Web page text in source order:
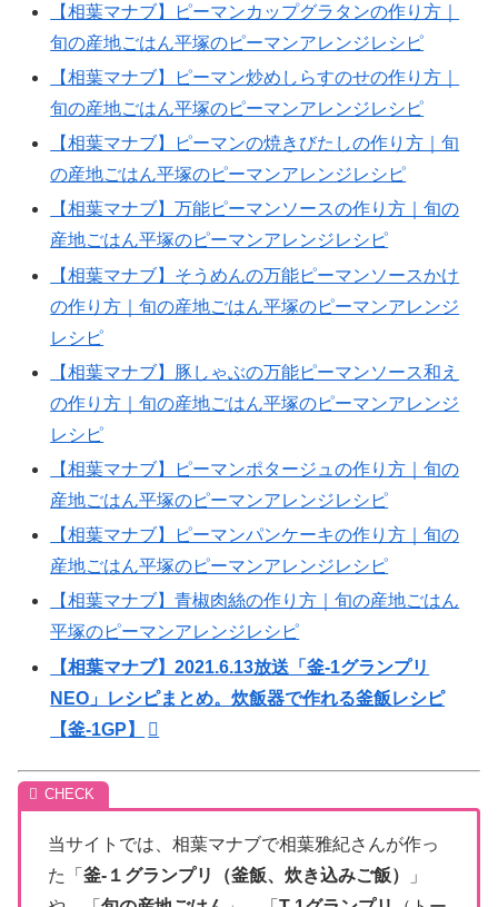
【相葉マナブ】ピーマンカップグラタンの作り方｜
旬の産地ごはん平塚のピーマンアレンジレシピ
【相葉マナブ】ピーマン炒めしらすのせの作り方｜
旬の産地ごはん平塚のピーマンアレンジレシピ
【相葉マナブ】ピーマンの焼きびたしの作り方｜旬
の産地ごはん平塚のピーマンアレンジレシピ
【相葉マナブ】万能ピーマンソースの作り方｜旬の
産地ごはん平塚のピーマンアレンジレシピ
【相葉マナブ】そうめんの万能ピーマンソースかけ
の作り方｜旬の産地ごはん平塚のピーマンアレンジ
レシピ
【相葉マナブ】豚しゃぶの万能ピーマンソース和え
の作り方｜旬の産地ごはん平塚のピーマンアレンジ
レシピ
【相葉マナブ】ピーマンポタージュの作り方｜旬の
産地ごはん平塚のピーマンアレンジレシピ
【相葉マナブ】ピーマンパンケーキの作り方｜旬の
産地ごはん平塚のピーマンアレンジレシピ
【相葉マナブ】青椒肉絲の作り方｜旬の産地ごはん
平塚のピーマンアレンジレシピ
【相葉マナブ】2021.6.13放送「釜-1グランプリ
NEO」レシピまとめ。炊飯器で作れる釜飯レシピ
【釜-1GP】
当サイトでは、相葉マナブで相葉雅紀さんが作っ
た「 釜-１グランプリ（釜飯、炊き込みご飯）
」